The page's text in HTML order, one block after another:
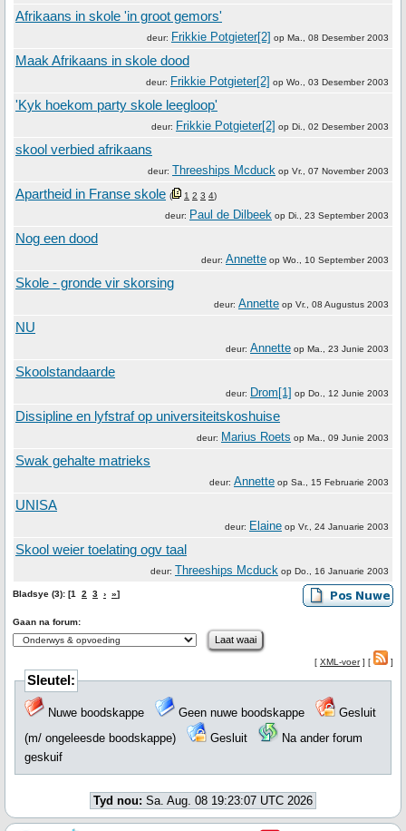
Afrikaans in skole 'in groot gemors'
deur: Frikkie Potgieter[2] op Ma., 08 Desember 2003
Maak Afrikaans in skole dood
deur: Frikkie Potgieter[2] op Wo., 03 Desember 2003
'Kyk hoekom party skole leegloop'
deur: Frikkie Potgieter[2] op Di., 02 Desember 2003
skool verbied afrikaans
deur: Threeships Mcduck op Vr., 07 November 2003
Apartheid in Franse skole ( 1 2 3 4)
deur: Paul de Dilbeek op Di., 23 September 2003
Nog een dood
deur: Annette op Wo., 10 September 2003
Skole - gronde vir skorsing
deur: Annette op Vr., 08 Augustus 2003
NU
deur: Annette op Ma., 23 Junie 2003
Skoolstandaarde
deur: Drom[1] op Do., 12 Junie 2003
Dissipline en lyfstraf op universiteitskoshuise
deur: Marius Roets op Ma., 09 Junie 2003
Swak gehalte matrieks
deur: Annette op Sa., 15 Februarie 2003
UNISA
deur: Elaine op Vr., 24 Januarie 2003
Skool weier toelating ogv taal
deur: Threeships Mcduck op Do., 16 Januarie 2003
Bladsye (3): [1 2 3 › »]
Gaan na forum:
[ XML-voer] [ ]
Sleutel:
Nuwe boodskappe Geen nuwe boodskappe
Gesluit
(m/ ongeleesde boodskappe)
Gesluit
Na ander forum
geskuif
Tyd nou: Sa. Aug. 08 19:23:07 UTC 2026